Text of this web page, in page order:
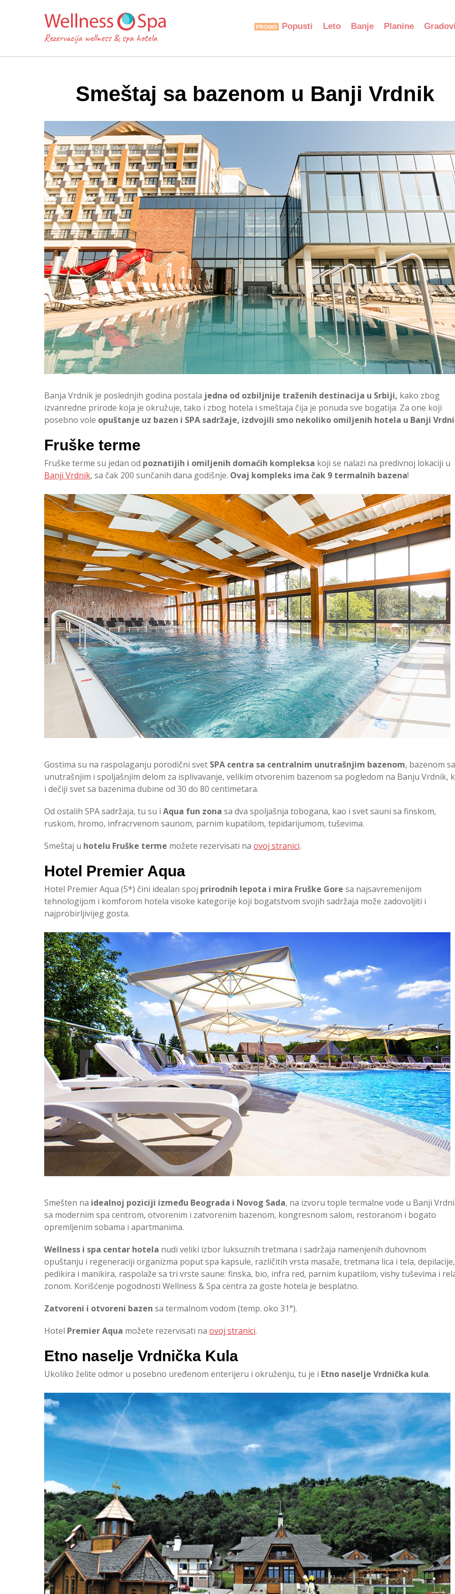
Popusti Leto Banje Planine Gradovi
Smeštaj sa bazenom u Banji Vrdnik
Banja Vrdnik je poslednjih godina postala jedna od ozbiljnije traženih destinacija u Srbiji, kako zbog
izvanredne prirode koja je okružuje, tako i zbog hotela i smeštaja čija je ponuda sve bogatija. Za one koji
posebno vole opuštanje uz bazen i SPA sadržaje, izdvojili smo nekoliko omiljenih hotela u Banji
Fruške terme
Fruške terme su jedan od poznatijih i omiljenih domaćih kompleksa koji se nalazi na predivnoj lokaciji u
Banji Vrdnik, sa čak 200 sunčanih dana godišnje. Ovaj kompleks ima čak 9 termalnih bazena!
Gostima su na raspolaganju porodični svet SPA centra sa centralnim unutrašnjim bazenom, bazenom sa
unutrašnjim i spoljašnjim delom za isplivavanje, velikim otvorenim bazenom sa pogledom na Banju Vrdnik,
i dečiji svet sa bazenima dubine od 30 do 80 centimetara.
Od ostalih SPA sadržaja, tu su i Aqua fun zona sa dva spoljašnja tobogana, kao i svet sauni sa finskom,
ruskom, hromo, infracrvenom saunom, parnim kupatilom, tepidarijumom, tuševima.
Smeštaj u hotelu Fruške terme možete rezervisati na ovoj stranici.
Hotel Premier Aqua
Hotel Premier Aqua (5*) čini idealan spoj prirodnih lepota i mira Fruške Gore sa najsavremenijom
tehnologijom i komforom hotela visoke kategorije koji bogatstvom svojih sadržaja može zadovoljiti i
najprobirljivijeg gosta.
Smešten na idealnoj poziciji između Beograda i Novog Sada, na izvoru tople termalne vode u Banji
sa modernim spa centrom, otvorenim i zatvorenim bazenom, kongresnom salom, restoranom i bogato
opremljenim sobama i apartmanima.
Wellness i spa centar hotela nudi veliki izbor luksuznih tretmana i sadržaja namenjenih duhovnom
opuštanju i regeneraciji organizma poput spa kapsule, različitih vrsta masaže, tretmana lica i tela, depilacije,
pedikira i manikira, raspolaže sa tri vrste saune: finska, bio, infra red, parnim kupatilom, vishy tuševima i
zonom. Korišćenje pogodnosti Wellness & Spa centra za goste hotela je besplatno.
Zatvoreni i otvoreni bazen sa termalnom vodom (temp. oko 31°).
Hotel Premier Aqua možete rezervisati na ovoj stranici.
Etno naselje Vrdnička Kula
Ukoliko želite odmor u posebno uređenom enterijeru i okruženju, tu je i Etno naselje Vrdnička kula.